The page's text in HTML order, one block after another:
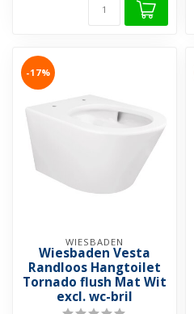
-17%
WIESBADEN
Wiesbaden Vesta
Randloos Hangtoilet
Tornado flush Mat Wit
excl. wc-bril